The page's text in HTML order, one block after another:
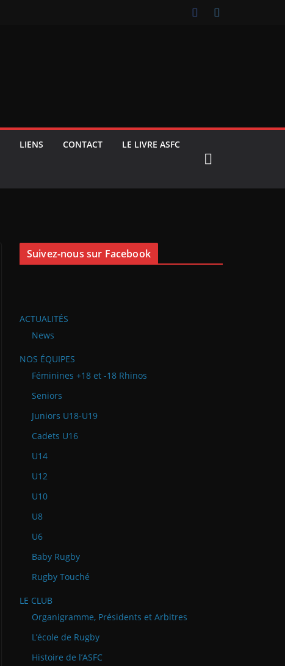
LIENS CONTACT LE LIVRE ASFC
Suivez-nous sur Facebook
ACTUALITÉS
News
NOS ÉQUIPES
Féminines +18 et -18 Rhinos
Seniors
Juniors U18-U19
Cadets U16
U14
U12
U10
U8
U6
Baby Rugby
Rugby Touché
LE CLUB
Organigramme, Présidents et Arbitres
L’école de Rugby
Histoire de l’ASFC